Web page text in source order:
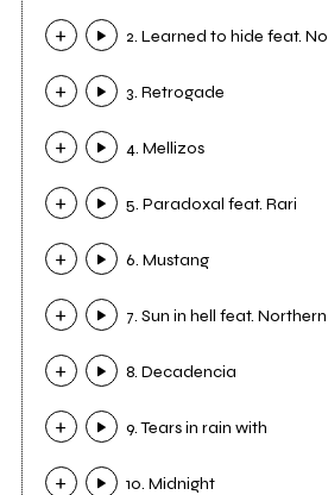
2. Learned to hide feat.
3. Retrogade
4. Mellizos
5. Paradoxal feat. Rari
6. Mustang
7. Sun in hell feat.
8. Decadencia
9. Tears in rain with
10. Midnight